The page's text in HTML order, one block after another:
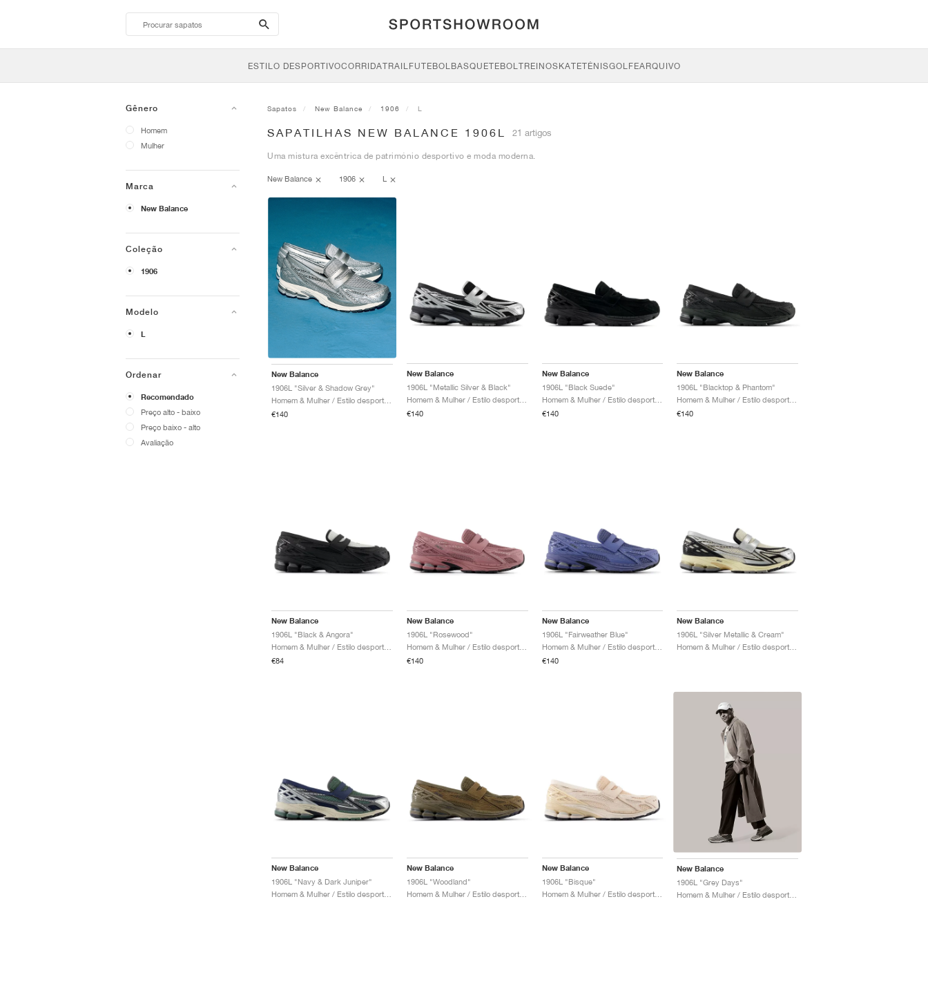
search-
btn
ESTILO DESPORTIVOCORRIDATRAILFUTEBOLBASQUETEBOLTREINOSKATETÉNISGOLFEARQUIVO
Gênero
Homem
Mulher
Marca
New Balance
Coleção
1906
Modelo
L
Ordenar
Recomendado
Preço alto - baixo
Preço baixo - alto
Avaliação
Sapatos New Balance 1906 L
SAPATILHAS NEW BALANCE 1906L 21 artigos
Uma mistura excêntrica de património desportivo e moda moderna.
New Balance 1906 L
New Balance
1906L "Silver & Shadow Grey"
€140
New Balance
1906L "Metallic Silver & Black"
Homem & Mulher / Estilo desportivo / Sapatos
€140
New Balance
1906L "Black Suede"
Homem & Mulher / Estilo desportivo / Sapatos
€140
New Balance
1906L "Blacktop & Phantom"
€140
New Balance
1906L "Black & Angora"
€84
New Balance
1906L "Rosewood"
Homem & Mulher / Estilo desportivo / Sapatos
€140
New Balance
1906L "Fairweather Blue"
Homem & Mulher / Estilo desportivo / Sapatos
€140
New Balance
1906L "Silver Metallic & Cream"
New Balance
1906L "Navy & Dark Juniper"
New Balance
1906L "Woodland"
Homem & Mulher / Estilo desportivo / Sapatos
New Balance
1906L "Bisque"
Homem & Mulher / Estilo desportivo / Sapatos
New Balance
1906L "Grey Days"